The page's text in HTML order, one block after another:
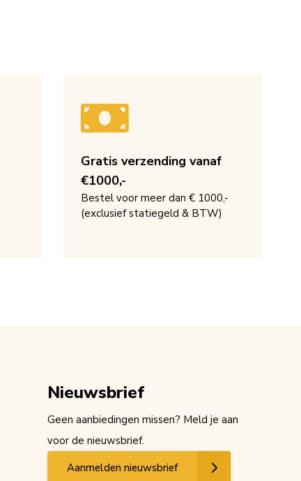
Gratis verzending vanaf
€1000,-
Bestel voor meer dan € 1000,-
(exclusief statiegeld & BTW)
Nieuwsbrief
Geen aanbiedingen missen? Meld je aan
voor de nieuwsbrief.
Aanmelden nieuwsbrief